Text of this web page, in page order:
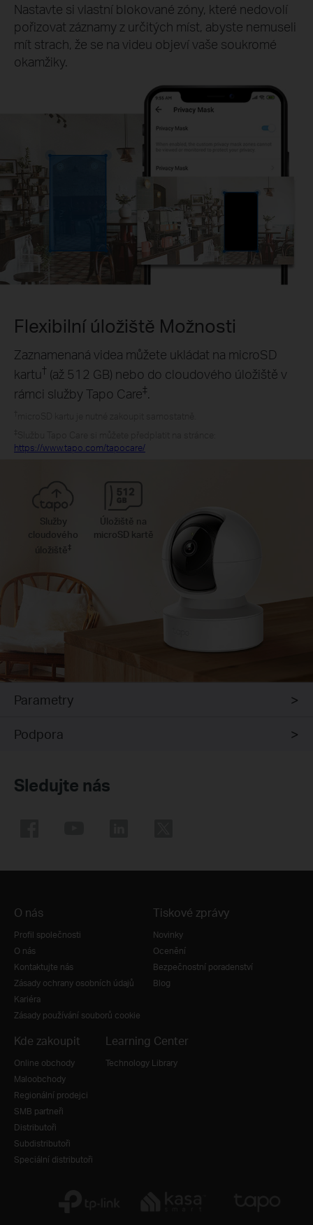
Nastavte si vlastní blokované zóny, které nedovolí
pořizovat záznamy z určitých míst, abyste nemuseli
mít strach, že se na videu objeví vaše soukromé
okamžiky.
Flexibilní úložiště Možnosti
Zaznamenaná videa můžete ukládat na microSD
kartu† (až 512 GB) nebo do cloudového úložiště v
rámci služby Tapo Care‡.
https://www.tapo.com/tapocare/
Služby
cloudového
úložiště‡
Úložiště na
microSD kartě
Parametry
Podpora
Sledujte nás
O nás
Profil společnosti
O nás
Kontaktujte nás
Zásady ochrany osobních údajů
Kariéra
Zásady používání souborů cookie
Tiskové zprávy
Novinky
Ocenění
Bezpečnostní poradenství
Blog
Kde zakoupit
Online obchody
Maloobchody
Regionální prodejci
SMB partneři
Distributoři
Subdistributoři
Speciální distributoři
Learning Center
Technology Library